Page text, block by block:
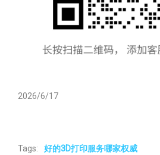
2026/6/17
Tags: 好的3D打印服务哪家权威